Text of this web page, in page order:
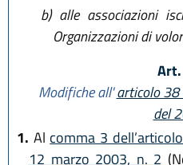
b)alle associazioni
Organizzazioni di
Modifiche all'articolo 38
del
1. Al comma 3
12 marzo 2003, n. 2